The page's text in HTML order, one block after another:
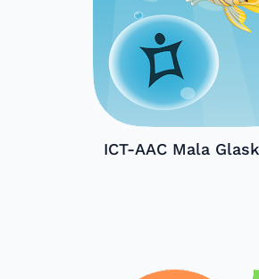
ICT-AAC Mala